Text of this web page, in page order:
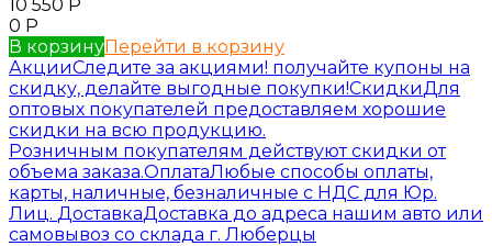
10 550 Р
0 Р
В корзинуПерейти в корзину
АкцииСледите за акциями! получайте купоны на
скидку, делайте выгодные покупки!СкидкиДля
оптовых покупателей предоставляем хорошие
скидки на всю продукцию.
Розничным покупателям действуют скидки от
объема заказа.ОплатаЛюбые способы оплаты,
карты, наличные, безналичные с НДС для Юр.
Лиц. ДоставкаДоставка до адреса нашим авто или
самовывоз со склада г. Люберцы